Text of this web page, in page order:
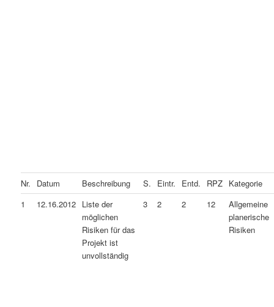
Nr. Datum Beschreibung S. Eintr. Entd. RPZ Kategorie
1
12.16.2012 Liste der
möglichen
Risiken für das
Projekt ist
unvollständig
3 2 2 12
Allgemeine
planerische
Risiken